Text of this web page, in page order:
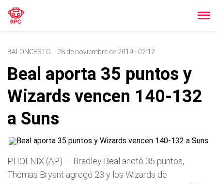
BALONCESTO - 28 de noviembre de 2019 - 02:12
Beal aporta 35 puntos y
Wizards vencen 140-132
a Suns
PHOENIX (AP) — Bradley Beal anotó 35 puntos,
Thomas Bryant agregó 23 y los Wizards de